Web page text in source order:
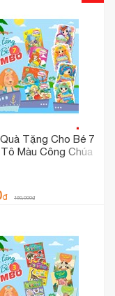
Tặng Cho Bé 7
Màu Công Chúa
+ 4 Cuốn Tô Màu
₫ 160,000₫